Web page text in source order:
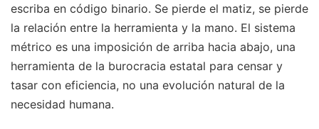
escriba en código binario. Se pierde el matiz, se pierde
la relación entre la herramienta y la mano. El sistema
métrico es una imposición de arriba hacia abajo, una
herramienta de la burocracia estatal para censar y
tasar con eficiencia, no una evolución natural de la
necesidad humana.